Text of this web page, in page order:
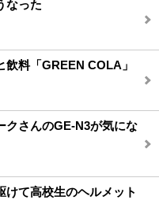
なった
料「GREEN COLA」
クさんのGE-N3が気にな
て高校生のヘルメット